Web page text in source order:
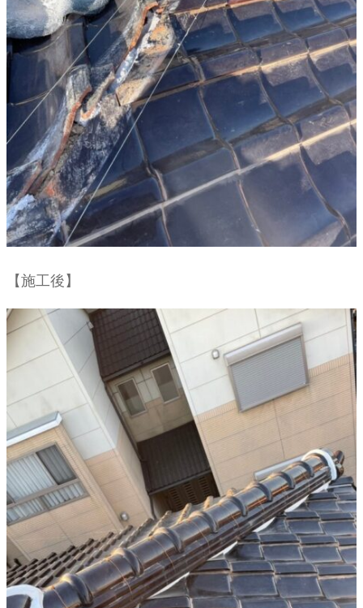
【施工後】